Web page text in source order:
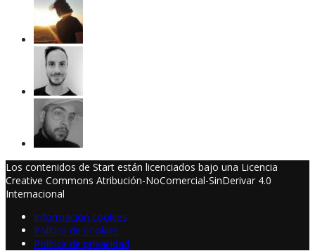
Los contenidos de Start están licenciados bajo una Licencia
Creative Commons Atribución-NoComercial-SinDerivar 4.0
Internacional
Información cookies
Política de cookies
Política de privacidad